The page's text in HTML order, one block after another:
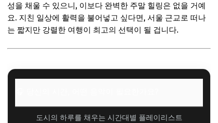
🎧 당신의 시간, 어떤 음악이 필요한가요?
✨ 당신을 위한 큐레이션
✨ 당신을 위한 큐레이션
성을 채울 수 있으니, 이보다 완벽한 주말 힐링은 없을 거예
요. 지친 일상에 활력을 불어넣고 싶다면, 서울 근교로 떠나
는 짧지만 강렬한 여행이 최고의 선택이 될 겁니다.
도시의 하루를 채우는 시간대별 플레이리스트